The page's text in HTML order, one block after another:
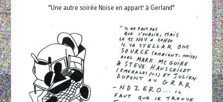
"Une autre soirée Noise en appart' à Gerland"